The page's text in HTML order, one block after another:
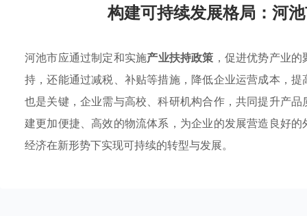
构建可持续发展格局：河
河池市应通过制定和实施产业扶持政策 ，促进优势产业
持，还能通过减税、补贴等措施，降低企业运营成本，
也是关键，企业需与高校、科研机构合作，共同提升产
建更加便捷、高效的物流体系，为企业的发展营造良好
经济在新形势下实现可持续的转型与发展。